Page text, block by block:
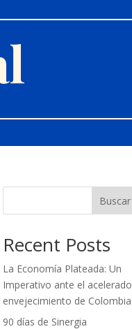
Buscar
Recent Posts
La Economía Plateada: Un
Imperativo ante el acelerado
envejecimiento de Colombia
90 días de Sinergia